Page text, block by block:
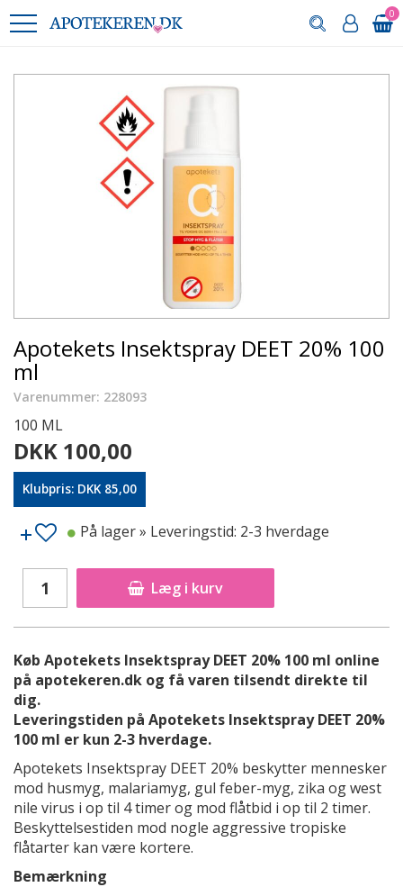
0
Apotekets Insektspray DEET 20% 100
ml
Varenummer: 228093
100 ML
DKK 100,00
Klubpris: DKK 85,00
Læg i kurv
På lager» Leveringstid: 2-3 hverdage
Køb Apotekets Insektspray DEET 20% 100 ml online
på apotekeren.dk og få varen tilsendt direkte til
dig.
Leveringstiden på Apotekets Insektspray DEET 20%
100 ml er kun 2-3 hverdage.
Apotekets Insektspray DEET 20% beskytter mennesker
mod husmyg, malariamyg, gul feber-myg, zika og west
nile virus i op til 4 timer og mod flåtbid i op til 2 timer.
Beskyttelsestiden mod nogle aggressive tropiske
flåtarter kan være kortere.
Bemærkning